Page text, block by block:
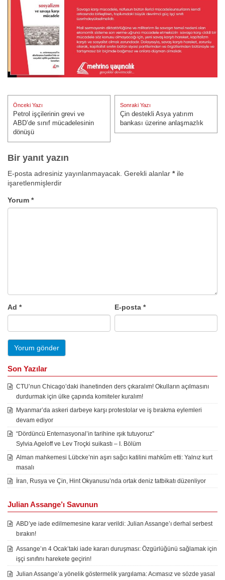
Yazı
gezinmesi
Önceki Yazı
Önceki Yazı:
Petrol işçilerinin grevi ve
ABD’de sınıf mücadelesinin
dönüşü
Sonraki Yazı
Sonraki Yazı:
Çin destekli Asya yatırım
bankası üzerine anlaşmazlık
Bir yanıt yazın
E-posta adresiniz yayınlanmayacak. Gerekli alanlar *ile
işaretlenmişlerdir
Yorum *
Ad * E-posta*
Son Yazılar
CTU’nun Chicago’daki ihanetinden ders çıkaralım! Okulların açılmasını
durdurmak için ülke çapında komiteler kuralım!
Myanmar’da askeri darbeye karşı protestolar ve iş bırakma eylemleri
devam ediyor
“Dördüncü Enternasyonal’in tarihine ışık tutuyoruz”
Sylvia Ageloff ve Lev Troçki suikastı – I. Bölüm
Alman mahkemesi Lübcke’nin aşırı sağcı katilini mahkûm etti: Yalnız kurt
masalı
İran, Rusya ve Çin, Hint Okyanusu’nda ortak deniz tatbikatı düzenliyor
Julian Assange’ı Savunun
ABD’ye iade edilmemesine karar verildi: Julian Assange’ı derhal serbest
bırakın!
Assange’ın 4 Ocak’taki iade kararı duruşması: Özgürlüğünü sağlamak için
işçi sınıfını harekete geçirin!
Julian Assange’a yönelik göstermelik yargılama: Acımasız ve sözde yasal